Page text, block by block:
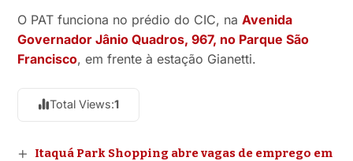
O PAT funciona no prédio do CIC, naAvenida
Governador Jânio Quadros, 967, no Parque São
Francisco, em frente à estação Gianetti.
Total Views:1
Itaquá Park Shopping abre vagas de emprego em